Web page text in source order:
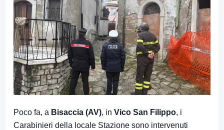
Poco fa, a Bisaccia (AV), in Vico San Filippo, i
Carabinieri della locale Stazione sono intervenuti